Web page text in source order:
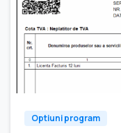
Optiuni program